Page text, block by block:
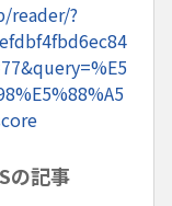
reader/?
の記事